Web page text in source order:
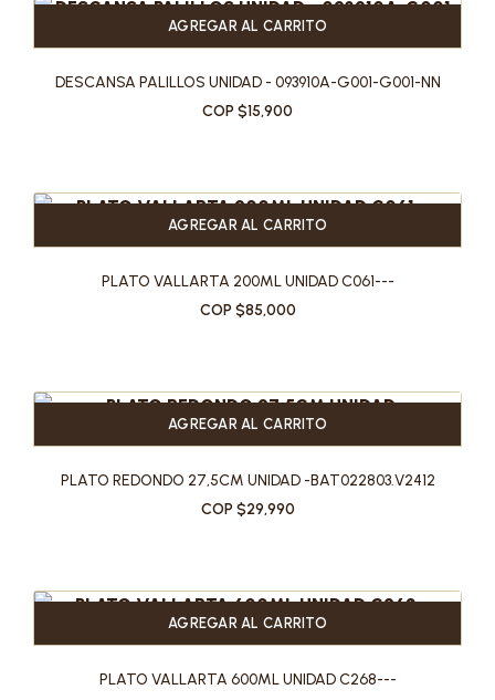
AGREGAR AL CARRITO
DESCANSA PALILLOS UNIDAD - 093910A-G001-G001-NN
COP $15,900
AGREGAR AL CARRITO
PLATO VALLARTA 200ML UNIDAD C061---
COP $85,000
AGREGAR AL CARRITO
PLATO REDONDO 27,5CM UNIDAD -BAT022803.V2412
COP $29,990
AGREGAR AL CARRITO
PLATO VALLARTA 600ML UNIDAD C268---